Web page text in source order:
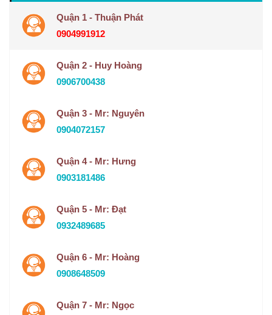
Quận 1 - Thuận Phát
0904991912
Quận 2 - Huy Hoàng
0906700438
Quận 3 - Mr: Nguyên
0904072157
Quận 4 - Mr: Hưng
0903181486
Quận 5 - Mr: Đạt
0932489685
Quận 6 - Mr: Hoàng
0908648509
Quận 7 - Mr: Ngọc